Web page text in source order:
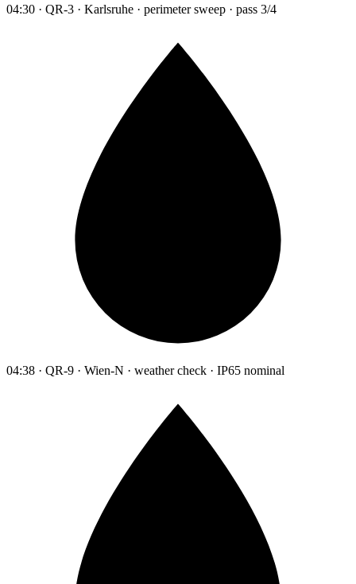
04:30 · QR-3 · Karlsruhe · perimeter sweep · pass 3/4
04:38 · QR-9 · Wien-N · weather check · IP65 nominal